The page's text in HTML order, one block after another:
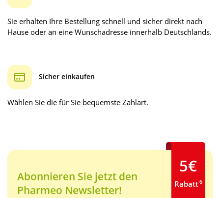
Sie erhalten Ihre Bestellung schnell und sicher direkt nach
Hause oder an eine Wunschadresse innerhalb Deutschlands.
Sicher einkaufen
Wählen Sie die für Sie bequemste Zahlart.
Abonnieren Sie jetzt den
Pharmeo Newsletter!
5€
Rabatt6